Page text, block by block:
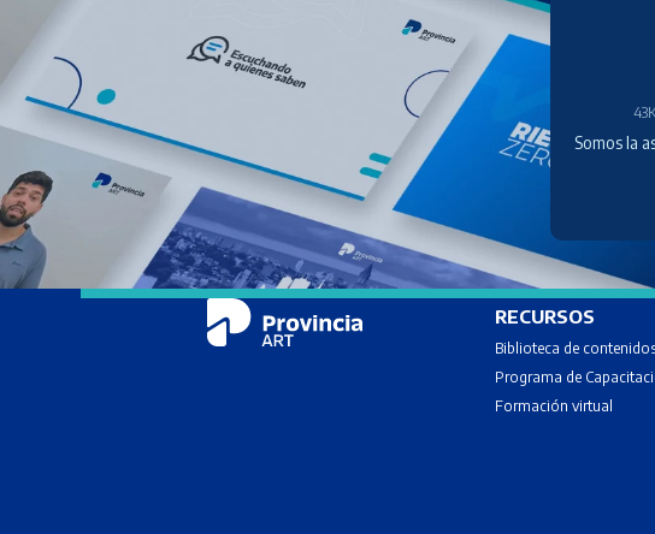
Somos la
RECURSOS
Biblioteca de
Programa de
Formación virtual